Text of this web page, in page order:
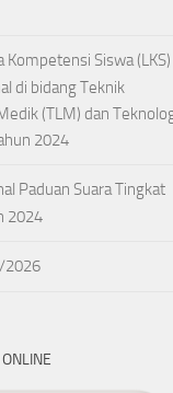
Kompetensi Siswa (LKS)
di bidang Teknik
(TLM) dan
2024
Paduan Suara Tingkat
2024
2026